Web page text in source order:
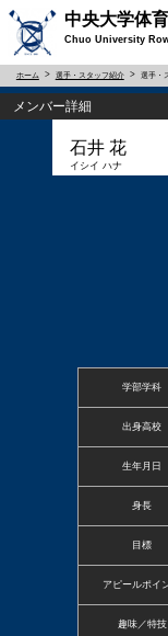
中央大学体
Chuo University
ホーム 選手・スタッフ紹介 選手・
メンバー詳細
石井 花
イシイ ハナ
学部学科
出身高校
生年月日
身長
目標
アピールポイ
趣味／特技